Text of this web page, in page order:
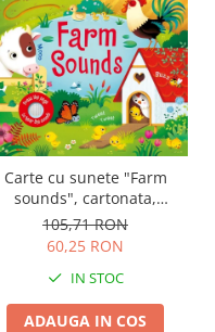
Carte cu sunete "Farm
sounds", cartonata,
Usborne
105,71 RON
60,25 RON
IN STOC
ADAUGA IN COS